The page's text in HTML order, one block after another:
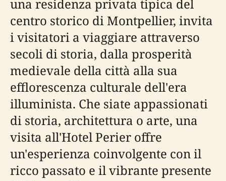
una residenza privata tipica del
centro storico di Montpellier, invita
i visitatori a viaggiare attraverso
secoli di storia, dalla prosperità
medievale della città alla sua
efflorescenza culturale dell'era
illuminista. Che siate appassionati
di storia, architettura o arte, una
visita all'Hotel Perier offre
un'esperienza coinvolgente con il
ricco passato e il vibrante presente